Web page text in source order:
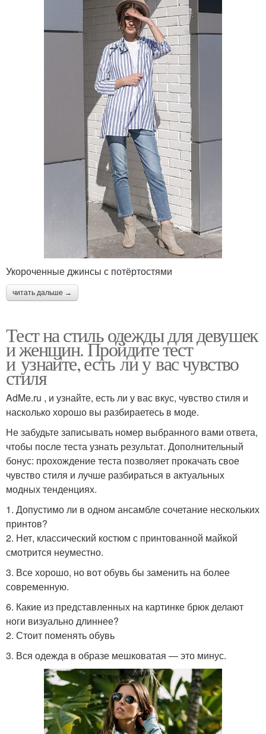
Укороченные джинсы с потёртостями
читать дальше →
Тест на стиль одежды для девушек
и женщин. Пройдите тест
и узнайте, есть ли у вас чувство
стиля
AdMe.ru , и узнайте, есть ли у вас вкус, чувство стиля и
насколько хорошо вы разбираетесь в моде.
Не забудьте записывать номер выбранного вами ответа,
чтобы после теста узнать результат. Дополнительный
бонус: прохождение теста позволяет прокачать свое
чувство стиля и лучше разбираться в актуальных
модных тенденциях.
1. Допустимо ли в одном ансамбле сочетание нескольких
принтов?
2. Нет, классический костюм с принтованной майкой
смотрится неуместно.
3. Все хорошо, но вот обувь бы заменить на более
современную.
6. Какие из представленных на картинке брюк делают
ноги визуально длиннее?
2. Стоит поменять обувь
3. Вся одежда в образе мешковатая — это минус.